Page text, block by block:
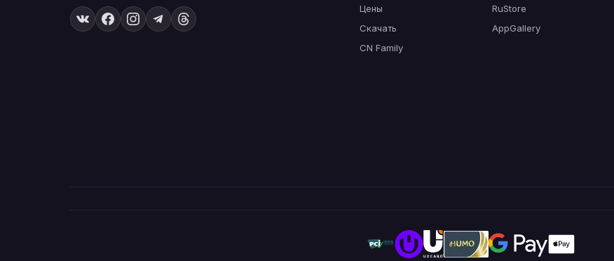
Цены
Скачать
CN Family
RuStore
AppGallery